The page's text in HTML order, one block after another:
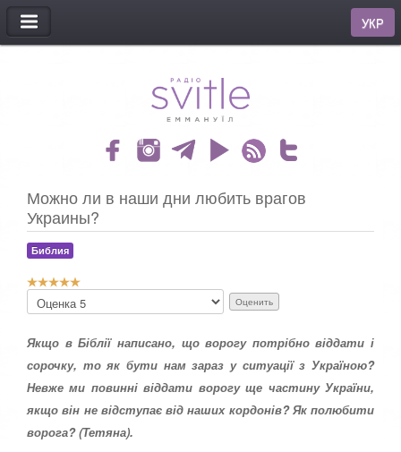
МЕНЮ
УКР
Можно ли в наши дни любить врагов
Украины?
Библия
Р
й
и
н
г
:
5
о
а
л
й
с
а
Якщо в Біблії написано, що ворогу потрібно віддати і
сорочку, то як бути нам зараз у ситуації з Україною?
Невже ми повинні віддати ворогу ще частину України,
якщо він не відступає від наших кордонів? Як полюбити
ворога? (Тетяна).